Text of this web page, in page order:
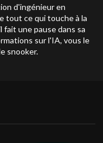
d'ingénieur en
tout ce qui touche à la
une pause dans sa
sur l'IA, vous le
snooker.